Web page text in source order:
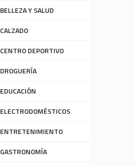
BELLEZA Y SALUD
CALZADO
CENTRO DEPORTIVO
DROGUERÍA
EDUCACIÓN
ELECTRODOMÉSTICOS
ENTRETENIMIENTO
GASTRONOMÍA